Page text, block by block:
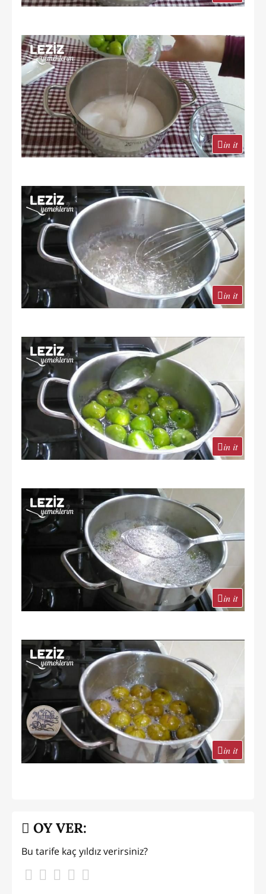
in it
in it
in it
in it
in it
OY VER:
Bu tarife kaç yıldız verirsiniz?